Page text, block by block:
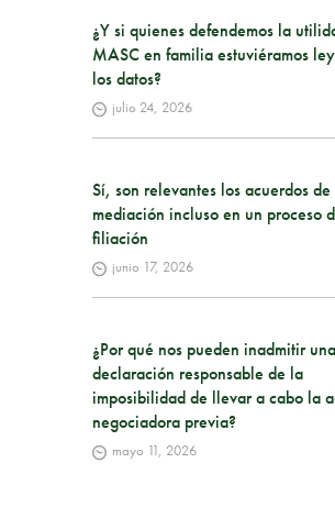
¿Y si quienes defendemos la
MASC en familia estuviéramos
los datos?
julio 24, 2026
Sí, son relevantes los acuerdos de
mediación incluso en un proceso
filiación
junio 17, 2026
¿Por qué nos pueden inadmitir una
declaración responsable de la
imposibilidad de llevar a cabo la
negociadora previa?
mayo 11, 2026